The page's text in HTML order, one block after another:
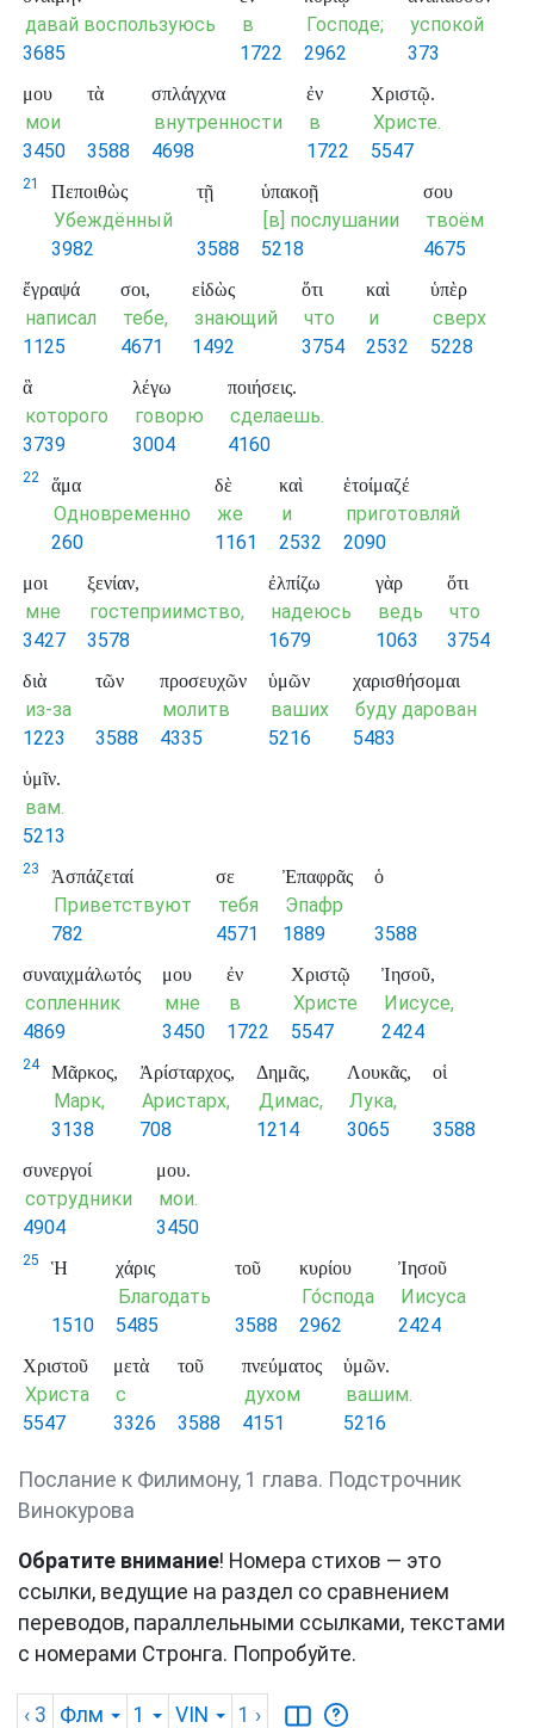
давай воспользуюсь
3685
в
1722
Господе;
2962
успокой
373
μου
мои
3450
τὰ
3588
σπλάγχνα
внутренности
4698
ἐν
в
1722
Χριστῷ.
Христе.
5547
21 Πεποιθὼς
Убеждённый
3982
τῇ
3588
ὑπακοῇ
[в] послушании
5218
σου
твоём
4675
ἔγραψά
написал
1125
σοι,
тебе,
4671
εἰδὼς
знающий
1492
ὅτι
что
3754
καὶ
и
2532
ὑπὲρ
сверх
5228
ἃ
которого
3739
λέγω
говорю
3004
ποιήσεις.
сделаешь.
4160
22 ἅμα
Одновременно
260
δὲ
же
1161
καὶ
и
2532
ἑτοίμαζέ
приготовляй
2090
μοι
мне
3427
ξενίαν,
гостеприимство,
3578
ἐλπίζω
надеюсь
1679
γὰρ
ведь
1063
ὅτι
что
3754
διὰ
из-за
1223
τῶν
3588
προσευχῶν
молитв
4335
ὑμῶν
ваших
5216
χαρισθήσομαι
буду дарован
5483
ὑμῖν.
вам.
5213
23 Ἀσπάζεταί
Приветствуют
782
σε
тебя
4571
Ἐπαφρᾶς
Эпафр
1889
ὁ
3588
συναιχμάλωτός
сопленник
4869
μου
мне
3450
ἐν
в
1722
Χριστῷ
Христе
5547
Ἰησοῦ,
Иисусе,
2424
24 Μᾶρκος,
Марк,
3138
Ἀρίσταρχος,
Аристарх,
708
Δημᾶς,
Димас,
1214
Λουκᾶς,
Лука,
3065
οἱ
3588
συνεργοί
сотрудники
4904
μου.
мои.
3450
25 Ἡ
1510
χάρις
Благодать
5485
τοῦ
3588
κυρίου
Го́спода
2962
Ἰησοῦ
Иисуса
2424
Χριστοῦ
Христа
5547
μετὰ
с
3326
τοῦ
3588
πνεύματος
духом
4151
ὑμῶν.
вашим.
5216
Послание к Филимону, 1 глава. Подстрочник
Винокурова
Обратите внимание! Номера стихов — это
ссылки, ведущие на раздел со сравнением
переводов, параллельными ссылками, текстами
с номерами Стронга. Попробуйте.
‹ 3 Флм 1 VIN 1 ›